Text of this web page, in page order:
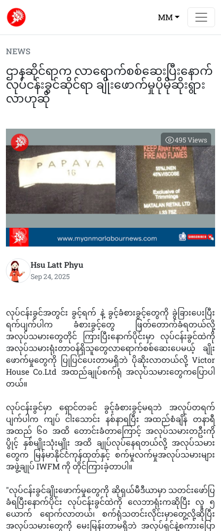
MM
NEWS
ဌာနဆိုင်ရာက လာရောက်စစ်ဆေးပြီးနောက်
လုပ်ငန်းခွင်ဆိုင်ရာ ချိုးဖောက်မှုပိုမိုဆိုးရွား
လာဟုဆို
495Views
Hsu Latt Phyu
Sep 24, 2025
လုပ်ငန်းခွင်အတွင်း ခွင့်ရက် နဲ့ ခွင့်ခံစားခွင့်တွေကို ခွဲခြားပေးပြီး
ရက်ပျက်ပါက ခံစားခွင့်တွေ ဖြတ်တောက်ခံရတယ်လို့
အလုပ်သမားတွေတိုင် ကြားပြီးနောက်ပိုင်းမှာ လုပ်ငန်းခွင်ထဲကို
အလုပ်သမားရုံးတာဝန်ရှိသူတွေလာရောက်စစ်ဆေးပေမယ့် ချိုး
ဖောက်မှုတွေကို ပြုပြင်ပေးတာမရှိဘဲ ပိုဆိုးလာတယ်လို့ Victor
House Co.Ltd အထည်ချုပ်စက်ရုံ အလုပ်သမားတွေကပြောပါ
တယ်။
လုပ်ငန်းခွင်မှာ ရှောင်တခင် ခွင့်ခံစားခွင့်မရဘဲ အလုပ်တရက်
ပျက်ပါက ကျပ် ငါးသောင်း နစ်နာရပြီး အထည်စံချိန် တနာရီ
အထည် ၆၀ အထိ တောင်းခံတာကြောင့် အလုပ်သမားတဦးကို
ပွိုင့် နှစ်မျိုးသုံးမျိုး အထိ ချုပ်လုပ်နေရတယ်လို့ အလုပ်သမား
တွေက မြန်မာနိုင်ငံကုန်ထုတ်နှင့် စက်မှုလက်မှုအလုပ်သမားများ
အဖွဲ့ချုပ် IWFM ကို တိုင်ကြားခဲ့တာပါ။
"လုပ်ငန်းခွင်ချိုးဖောက်မှုတွေကို ဆိုရှယ်မီဒီယာမှာ သတင်းဖော်ပြ
ခံရပြီးနောက်ပိုင်း လုပ်ငန်းခွင်ထဲကို လေဘာရုံးကဆိုပြီး လူ ၅
ယောက် ရောက်လာတယ်၊ စက်ရုံသတင်းလိုင်းမှာတွေ့လို့ဆိုပြီး
အလုပ်သမားတွေကို မေးမြန်းတာမရှိဘဲ အလုပ်ရှင်နဲ့စကားပြော